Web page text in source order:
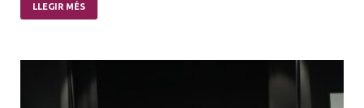
LLEGIR MÉS